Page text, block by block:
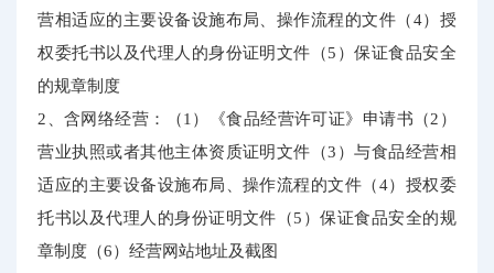
营相适应的主要设备设施布局、操作流程的文件（4）授
权委托书以及代理人的身份证明文件（5）保证食品安全
的规章制度
2、含网络经营：（1）《食品经营许可证》申请书（2）
营业执照或者其他主体资质证明文件（3）与食品经营相
适应的主要设备设施布局、操作流程的文件（4）授权委
托书以及代理人的身份证明文件（5）保证食品安全的规
章制度（6）经营网站地址及截图